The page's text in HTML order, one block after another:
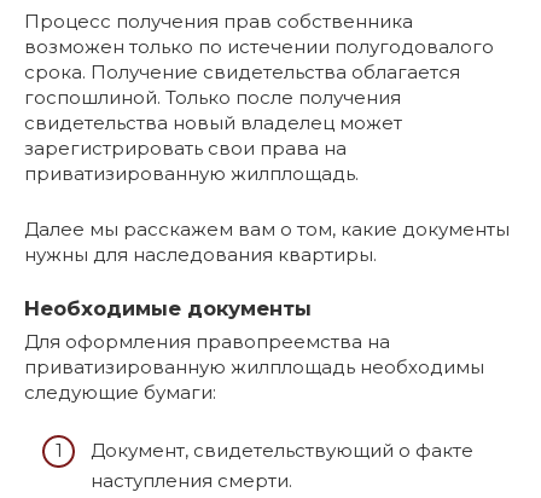
Процесс получения прав собственника
возможен только по истечении полугодовалого
срока. Получение свидетельства облагается
госпошлиной. Только после получения
свидетельства новый владелец может
зарегистрировать свои права на
приватизированную жилплощадь.
Далее мы расскажем вам о том, какие документы
нужны для наследования квартиры.
Необходимые документы
Для оформления правопреемства на
приватизированную жилплощадь необходимы
следующие бумаги:
Документ, свидетельствующий о факте
наступления смерти.